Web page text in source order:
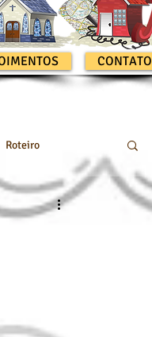
CONTATO
Roteiro
Desenho Básico